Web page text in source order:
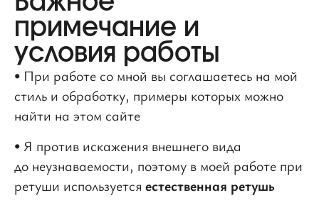
примечание и
условия работы
• При работе со мной вы соглашаетесь на мой
стиль и обработку, примеры которых можно
найти на этом сайте
• Я против искажения внешнего вида
до неузнаваемости, поэтому в моей работе при
ретуши используется естественная ретушь